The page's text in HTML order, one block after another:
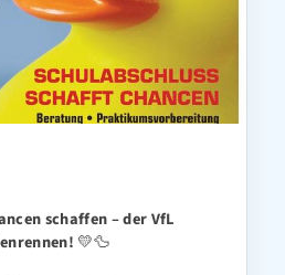
schaffen – der VfL
💛🦆